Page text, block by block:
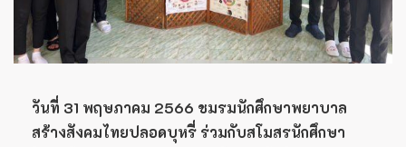
วันที่ 31 พฤษภาคม 2566 ชมรมนักศึกษาพยาบาล
สร้างสังคมไทยปลอดบุหรี่ ร่วมกับสโมสรนักศึกษา